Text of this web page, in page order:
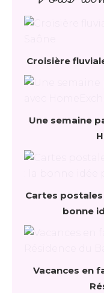
Croisière
Une semaine
Cartes
bonne
Vacances en